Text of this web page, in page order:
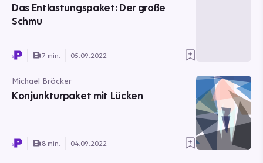
Das Entlastungspaket: Der große
Schmu
7 min. 05.09.2022
Michael Bröcker
Konjunkturpaket mit Lücken
8 min. 04.09.2022